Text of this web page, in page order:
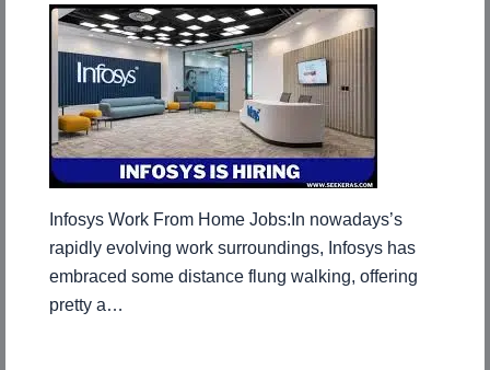
Infosys Work From Home Jobs:In nowadays’s
rapidly evolving work surroundings, Infosys has
embraced some distance flung walking, offering
pretty a…